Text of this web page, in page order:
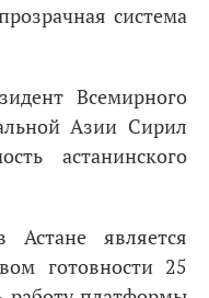
система
Всемирного
Азии Сирил
астанинского
является
готовности 25